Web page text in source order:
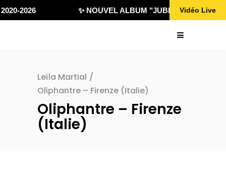
2026 ✨ NOUVEL ALBUM "JUBILÄ 432"Vidéo Live
Leïla Martial /
Oliphantre – Firenze (Italie)
Oliphantre – Firenze
(Italie)